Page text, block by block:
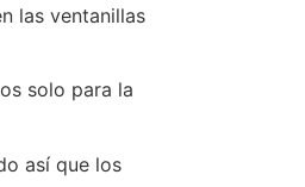
las ventanillas
solo para la
así que los